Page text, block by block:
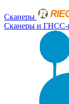
Сканеры
Сканеры и ГНСС-